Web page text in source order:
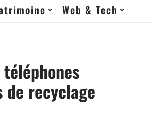
Web & Tech
recyclage